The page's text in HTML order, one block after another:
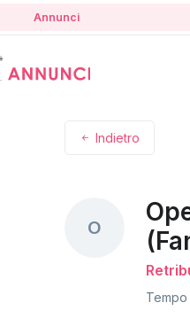
Annunci
Indietro
O